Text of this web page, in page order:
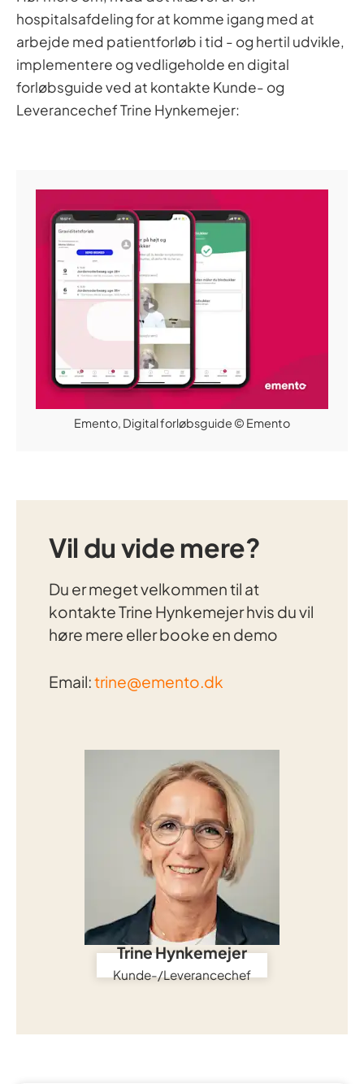
hospitalsafdeling for at komme igang med at
arbejde med patientforløb i tid - og hertil udvikle,
implementere og vedligeholde en digital
forløbsguide ved at kontakte Kunde- og
Leverancechef Trine Hynkemejer:
Emento, Digital forløbsguide © Emento
Trine Hynkemejer
Kunde-/Leverancechef
Vil du vide mere?
Du er meget velkommen til at
kontakteTrine Hynkemejerhvis du vil
høre mere eller booke en demo
Email:trine@emento.dk